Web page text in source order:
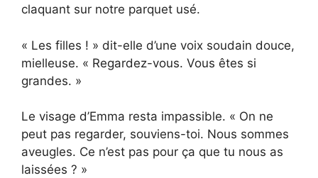
claquant sur notre parquet usé.
« Les filles ! » dit-elle d’une voix soudain douce,
mielleuse. « Regardez-vous. Vous êtes si
grandes. »
Le visage d’Emma resta impassible. « On ne
peut pas regarder, souviens-toi. Nous sommes
aveugles. Ce n’est pas pour ça que tu nous as
laissées ? »